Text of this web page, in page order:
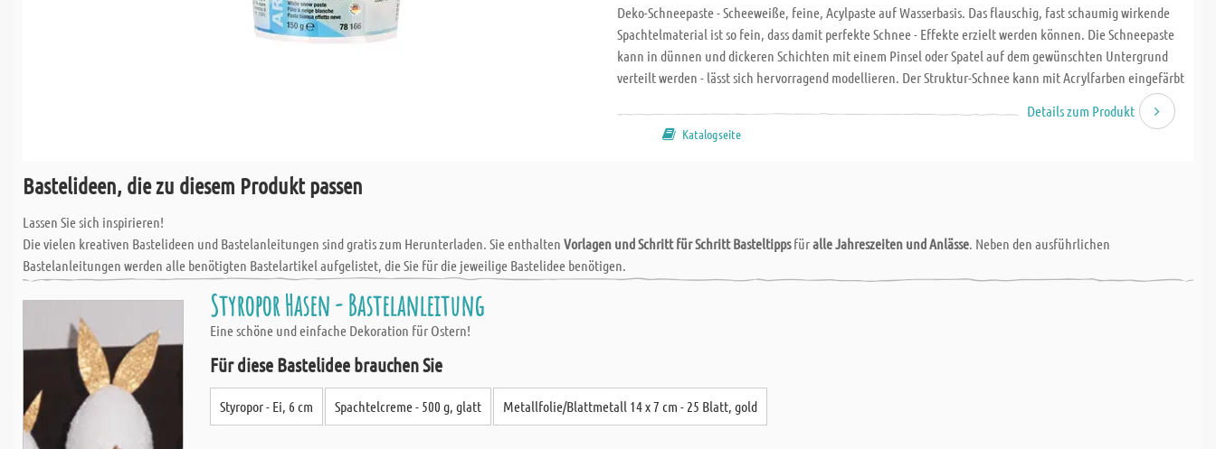
Deko-Schneepaste - Scheeweiße, feine, Acylpaste auf Wasserbasis. Das flauschig, fast schaumig wirkende
Spachtelmaterial ist so fein, dass damit perfekte Schnee - Effekte erzielt werden können. Die Schneepaste
kann in dünnen und dickeren Schichten mit einem Pinsel oder Spatel auf dem gewünschten Untergrund
verteilt werden - lässt sich hervorragend modellieren. Der Struktur-Schnee kann mit Acrylfarben eingefärbt
oder nach der Trockenzeit übermalt werden. Geeignet für fas alle Oberflächen, wie Holz, Papier, Pappe,
MDF, Styropor, Keramik, Metall, Kunststoff, Leinwand, Glas, Stein, Beton uvm. Die Oberfläche muss
trocken, sauber und fettfrei sein.
Details zum Produkt
Katalogseite
Bastelideen, die zu diesem Produkt passen
Lassen Sie sich inspirieren!
Die vielen kreativen Bastelideen und Bastelanleitungen sind gratis zum Herunterladen. Sie enthalten Vorlagen und Schritt für Schritt Basteltippsfüralle Jahreszeiten und Anlässe. Neben den ausführlichen
Bastelanleitungen werden alle benötigten Bastelartikel aufgelistet, die Sie für die jeweilige Bastelidee benötigen.
Styropor Hasen - Bastelanleitung
Eine schöne und einfache Dekoration für Ostern!
Für diese Bastelidee brauchen Sie
Styropor - Ei, 6 cm Spachtelcreme - 500 g, glatt Metallfolie/Blattmetall 14 x 7 cm - 25 Blatt, gold